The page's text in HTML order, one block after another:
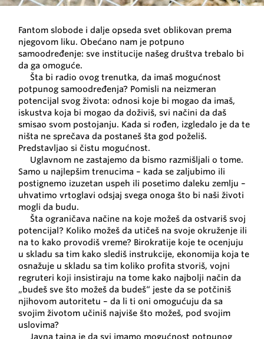
Fantom slobode i dalje opseda svet oblikovan prema
njegovom liku. Obećano nam je potpuno
samoodređenje: sve institucije našeg društva trebalo bi
da ga omoguće.
Šta bi radio ovog trenutka, da imaš mogućnost
potpunog samoodređenja? Pomisli na neizmeran
potencijal svog života: odnosi koje bi mogao da imaš,
iskustva koja bi mogao da doživiš, svi načini da daš
smisao svom postojanju. Kada si rođen, izgledalo je da te
ništa ne sprečava da postaneš šta god poželiš.
Predstavljao si čistu mogućnost.
Uglavnom ne zastajemo da bismo razmišljali o tome.
Samo u najlepšim trenucima – kada se zaljubimo ili
postignemo izuzetan uspeh ili posetimo daleku zemlju –
uhvatimo vrtoglavi odsjaj svega onoga što bi naši životi
mogli da budu.
Šta ograničava načine na koje možeš da ostvariš svoj
potencijal? Koliko možeš da utičeš na svoje okruženje ili
na to kako provodiš vreme? Birokratije koje te ocenjuju
u skladu sa tim kako slediš instrukcije, ekonomija koja te
osnažuje u skladu sa tim koliko profita stvoriš, vojni
regruteri koji insistiraju na tome kako najbolji način da
„budeš sve što možeš da budeš“ jeste da se potčiniš
njihovom autoritetu – da li ti oni omogućuju da sa
svojim životom učiniš najviše što možeš, pod svojim
uslovima?
Javna tajna je da svi imamo mogućnost potpunog